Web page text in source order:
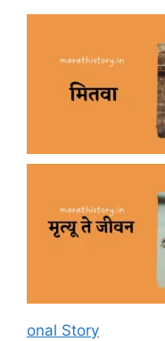
onal Story